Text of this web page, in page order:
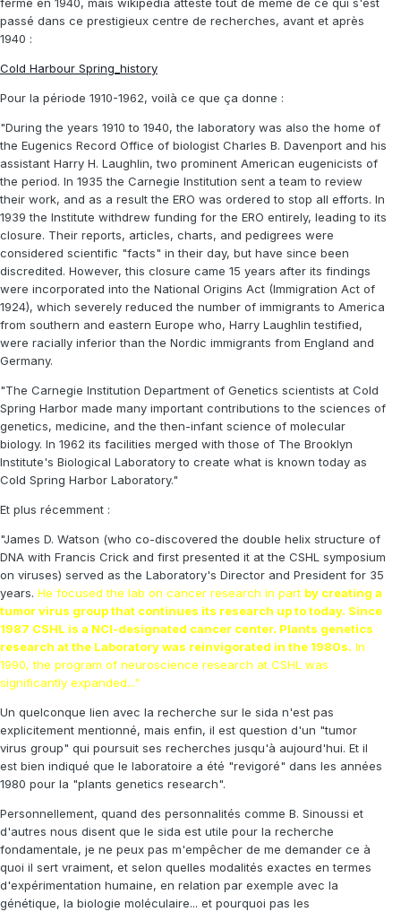
fermé en 1940, mais wikipédia atteste tout de même de ce qui s'est
passé dans ce prestigieux centre de recherches, avant et après
1940 :
Cold Harbour Spring_history
Pour la période 1910-1962, voilà ce que ça donne :
"During the years 1910 to 1940, the laboratory was also the home of
the Eugenics Record Office of biologist Charles B. Davenport and his
assistant Harry H. Laughlin, two prominent American eugenicists of
the period. In 1935 the Carnegie Institution sent a team to review
their work, and as a result the ERO was ordered to stop all efforts. In
1939 the Institute withdrew funding for the ERO entirely, leading to its
closure. Their reports, articles, charts, and pedigrees were
considered scientific "facts" in their day, but have since been
discredited. However, this closure came 15 years after its findings
were incorporated into the National Origins Act (Immigration Act of
1924), which severely reduced the number of immigrants to America
from southern and eastern Europe who, Harry Laughlin testified,
were racially inferior than the Nordic immigrants from England and
Germany.
"The Carnegie Institution Department of Genetics scientists at Cold
Spring Harbor made many important contributions to the sciences of
genetics, medicine, and the then-infant science of molecular
biology. In 1962 its facilities merged with those of The Brooklyn
Institute's Biological Laboratory to create what is known today as
Cold Spring Harbor Laboratory."
Et plus récemment :
"James D. Watson (who co-discovered the double helix structure of
DNA with Francis Crick and first presented it at the CSHL symposium
on viruses) served as the Laboratory's Director and President for 35
years. He focused the lab on cancer research in part by creating a
tumor virus group that continues its research up to today. Since
1987 CSHL is a NCI-designated cancer center. Plants genetics
research at the Laboratory was reinvigorated in the 1980s. In
1990, the program of neuroscience research at CSHL was
significantly expanded..."
Un quelconque lien avec la recherche sur le sida n'est pas
explicitement mentionné, mais enfin, il est question d'un "tumor
virus group" qui poursuit ses recherches jusqu'à aujourd'hui. Et il
est bien indiqué que le laboratoire a été "revigoré" dans les années
1980 pour la "plants genetics research".
Personnellement, quand des personnalités comme B. Sinoussi et
d'autres nous disent que le sida est utile pour la recherche
fondamentale, je ne peux pas m'empêcher de me demander ce à
quoi il sert vraiment, et selon quelles modalités exactes en termes
d'expérimentation humaine, en relation par exemple avec la
génétique, la biologie moléculaire... et pourquoi pas les